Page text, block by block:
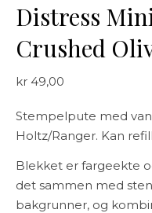
Distress
Crushed
kr 49,00
Stempelpute med
Holtz/Ranger. Kan
Blekket er fargeekte
det sammen med
bakgrunner, og